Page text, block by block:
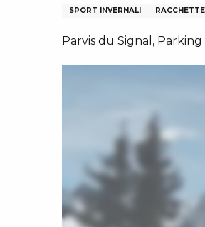
GRUPPI, COMITATI AZIENDALI
SPORT INVERNALI
Parvis du Signal,